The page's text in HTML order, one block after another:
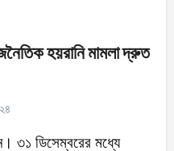
হয়রানি মামলা দ্রুত